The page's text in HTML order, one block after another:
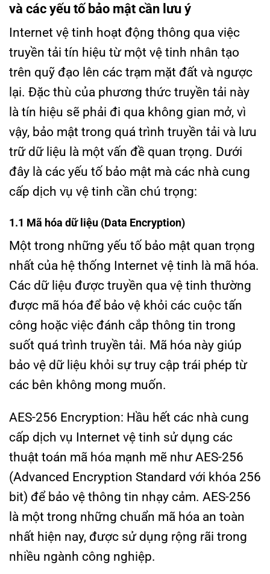
và các yếu tố bảo mật cần lưu ý
Internet vệ tinh hoạt động thông qua việc
truyền tải tín hiệu từ một vệ tinh nhân tạo
trên quỹ đạo lên các trạm mặt đất và ngược
lại. Đặc thù của phương thức truyền tải này
là tín hiệu sẽ phải đi qua không gian mở, vì
vậy, bảo mật trong quá trình truyền tải và lưu
trữ dữ liệu là một vấn đề quan trọng. Dưới
đây là các yếu tố bảo mật mà các nhà cung
cấp dịch vụ vệ tinh cần chú trọng:
1.1 Mã hóa dữ liệu (Data Encryption)
Một trong những yếu tố bảo mật quan trọng
nhất của hệ thống Internet vệ tinh là mã hóa.
Các dữ liệu được truyền qua vệ tinh thường
được mã hóa để bảo vệ khỏi các cuộc tấn
công hoặc việc đánh cắp thông tin trong
suốt quá trình truyền tải. Mã hóa này giúp
bảo vệ dữ liệu khỏi sự truy cập trái phép từ
các bên không mong muốn.
AES-256 Encryption: Hầu hết các nhà cung
cấp dịch vụ Internet vệ tinh sử dụng các
thuật toán mã hóa mạnh mẽ như AES-256
(Advanced Encryption Standard với khóa 256
bit) để bảo vệ thông tin nhạy cảm. AES-256
là một trong những chuẩn mã hóa an toàn
nhất hiện nay, được sử dụng rộng rãi trong
nhiều ngành công nghiệp.